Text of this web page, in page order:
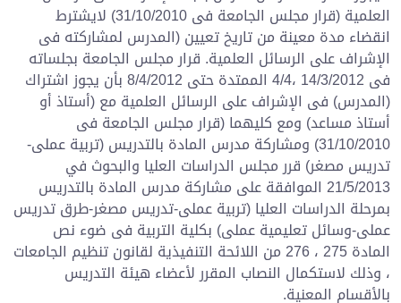
العلمية (قرار مجلس الجامعة فى 31/10/2010) لايشترط
انقضاء مدة معينة من تاريخ تعيين (المدرس لمشاركته فى
الإشراف على الرسائل العلمية. قرار مجلس الجامعة بجلساته
فى 14/3/2012 ،4/4 الممتدة حتى 8/4/2012 بأن يجوز اشتراك
(المدرس) فى الإشراف على الرسائل العلمية مع (أستاذ أو
أستاذ مساعد) ومع كليهما (قرار مجلس الجامعة فى
31/10/2010) ومشاركة مدرس المادة بالتدريس (تربية عملى-
تدريس مصغر) قرر مجلس الدراسات العليا والبحوث في
21/5/2013 الموافقة على مشاركة مدرس المادة بالتدريس
بمرحلة الدراسات العليا (تربية عملى-تدريس مصغر-طرق تدريس
عملى-وسائل تعليمية عملى) بكلية التربية فى ضوء نص
المادة 275 ، 276 من اللائحة التنفيذية لقانون تنظيم الجامعات
، وذلك لاستكمال النصاب المقرر لأعضاء هيئة التدريس
بالأقسام المعنية.